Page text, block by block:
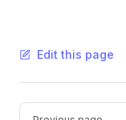
Edit this page
Pager